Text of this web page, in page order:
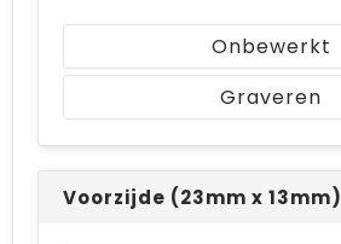
Bodywarmers
Ondergoed en Sokken
Jute tassen
Laptop hoezen en tassen
Tablettassen
Onbewerkt
Graveren
Voorzijde (23mm x 13mm)